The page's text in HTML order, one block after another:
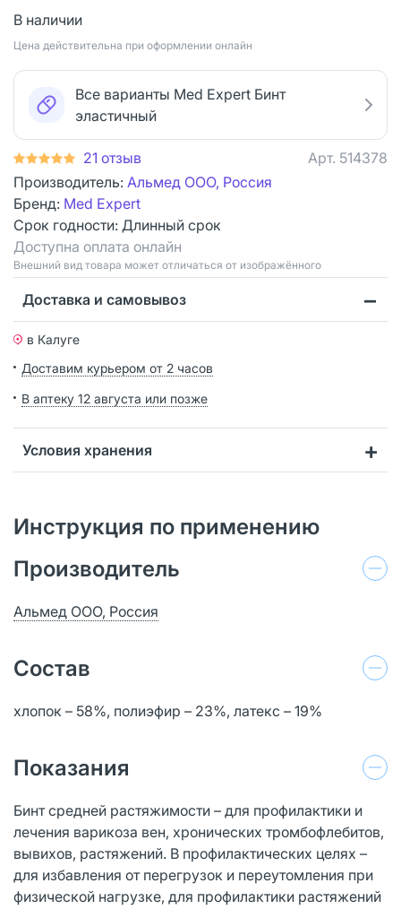
В наличии
Цена действительна при оформлении онлайн
Все варианты Med Expert Бинт
эластичный
21 отзыв Арт. 514378
Производитель: Альмед ООО, Россия
Бренд: Med Expert
Срок годности: Длинный срок
Доступна оплата онлайн
Bнешний вид товара может отличаться от изображённого
Доставка и самовывоз
в Калуге
Доставим курьером от 2 часов
В аптеку 12 августа или позже
Условия хранения
Инструкция по применению
Производитель
Альмед ООО, Россия
Состав
хлопок – 58%, полиэфир – 23%, латекс – 19%
Показания
Бинт средней растяжимости – для профилактики и
лечения варикоза вен, хронических тромбофлебитов,
вывихов, растяжений. В профилактических целях –
для избавления от перегрузок и переутомления при
физической нагрузке, для профилактики растяжений